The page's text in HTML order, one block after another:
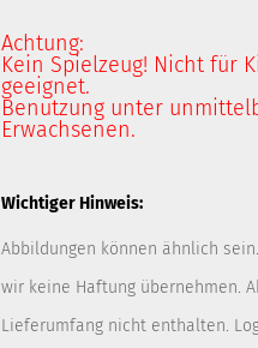
Achtung:
Kein Spielzeug! Nicht für
geeignet.
Benutzung unter
Erwachsenen.
Wichtiger Hinweis:
Abbildungen können ähnlich
wir keine Haftung übernehmen.
Lieferumfang nicht enthalten.